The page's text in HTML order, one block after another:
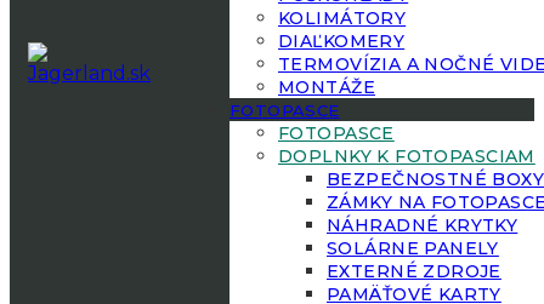
KOLIMÁTORY
DIAĽKOMERY
TERMOVÍZIA A NOČNÉ
MONTÁŽE
FOTOPASCE
FOTOPASCE
DOPLNKY K FOTOPASCIAM
BEZPEČNOSTNÉ BOXY
ZÁMKY NA
NÁHRADNÉ KRYTKY
SOLÁRNE PANELY
EXTERNÉ ZDROJE
PAMÄŤOVÉ KARTY